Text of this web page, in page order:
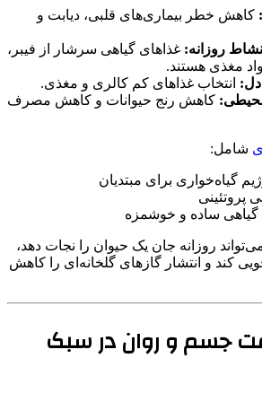
کاهش خطر بیماری‌های قلبی، دیابت و
روزانه: غذاهای گیاهی سرشار از فیبر،
مغذی هستند.
انتخاب غذاهای کم کالری و مغذی.
کاهش رنج حیوانات و کاهش مصرف
شامل:
گیاه‌خواری برای مبتدیان
پروتئینی
گیاهی ساده و خوشمزه
روزانه جان یک حیوان را نجات دهد،
کند و انتشار گازهای گلخانه‌ای را کاهش
جسم و روان در سبک